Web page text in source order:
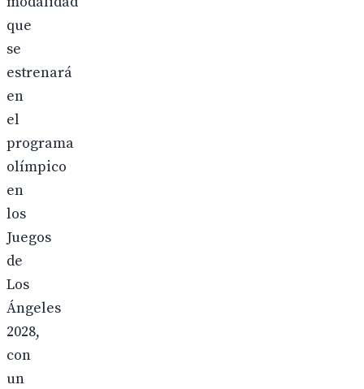
que
se
estrenará
en
el
programa
olímpico
en
los
Juegos
de
Los
Ángeles
2028,
con
un